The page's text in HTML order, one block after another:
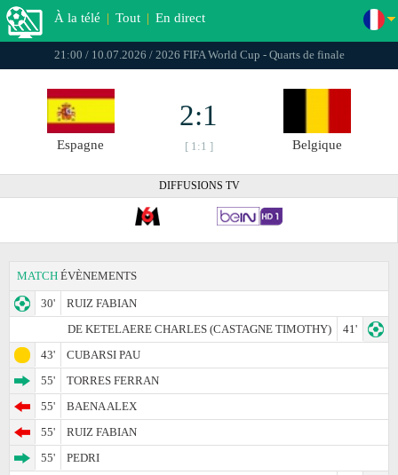
À la télé | Tout | En direct
21:00 / 10.07.2026 / 2026 FIFA World Cup - Quarts de finale
Espagne
2:1
[ 1:1 ] Belgique
DIFFUSIONS TV
MATCH ÉVÈNEMENTS
30'
RUIZ FABIAN
DE KETELAERE CHARLES (CASTAGNE TIMOTHY)
41'
43'
CUBARSI PAU
55'
TORRES FERRAN
55'
BAENA ALEX
55'
RUIZ FABIAN
55'
PEDRI